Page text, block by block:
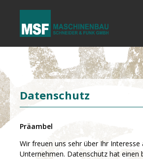
Datenschutz
Präambel
Wir freuen uns sehr über Ihr Interesse
Unternehmen. Datenschutz hat einen